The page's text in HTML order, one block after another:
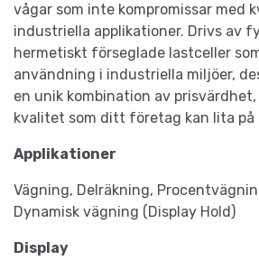
vågar som inte kompromissar med
industriella applikationer. Drivs av
hermetiskt förseglade lastceller
användning i industriella miljöer,
en unik kombination av
kvalitet som ditt företag kan lita på
Applikationer
Vägning, Delräkning,
Dynamisk vägning (Display Hold)
Display